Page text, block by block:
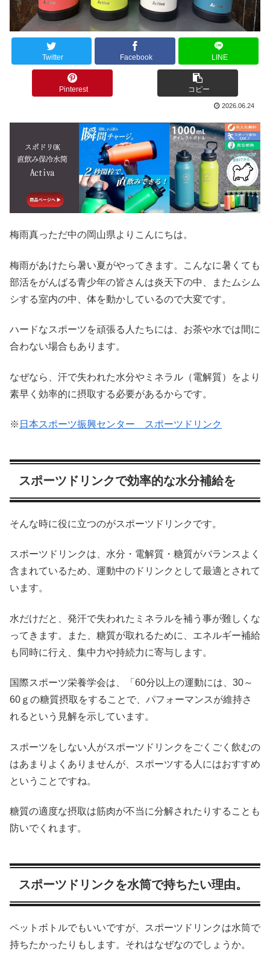
Twitter Facebook LINE
Pinterest コピー
2026.06.24
梅雨真っただ中の岡山県よりこんにちは。
梅雨があけたら暑い夏がやってきます。こんなに暑くても
部活をがんばる青少年の皆さんは炎天下の中、またムシム
シする室内の中、体を動かしているので大変です。
ハードなスポーツを頑張る人たちには、お茶や水では間に
合わない場合もあります。
なぜなら、汗で失われた水分やミネラル（電解質）をより
素早く効率的に摂取する必要があるからです。
※ 日本スポーツ振興センター スポーツドリンク
スポーツドリンクで効率的な水分補給を
そんな時に役に立つのがスポーツドリンクです。
スポーツドリンクは、水分・電解質・糖質がバランスよく
含まれているため、運動中のドリンクとして最適とされて
います。
水だけだと、発汗で失われたミネラルを補う事が難しくな
ってきます。また、糖質が取れるために、エネルギー補給
も同時に行え、集中力や持続力に寄与します。
国際スポーツ栄養学会は、「60分以上の運動には、30～
60ｇの糖質摂取をすることで、パフォーマンスが維持さ
れるという見解を示しています。
スポーツをしない人がスポーツドリンクをごくごく飲むの
はあまりよくありませんが、スポーツする人にはおすすめ
ということですね。
糖質の適度な摂取は筋肉が不当に分解されたりすることも
防いでくれます。
スポーツドリンクを水筒で持ちたい理由。
ペットボトルでもいいですが、スポーツドリンクは水筒で
持ちたかったりもします。それはなぜなのでしょうか。